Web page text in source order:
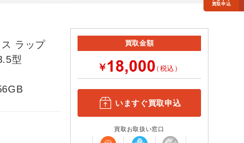
買取申込
ラップ
型
買取金額
￥ （税込）
いますぐ買取申込
買取お取扱い窓口